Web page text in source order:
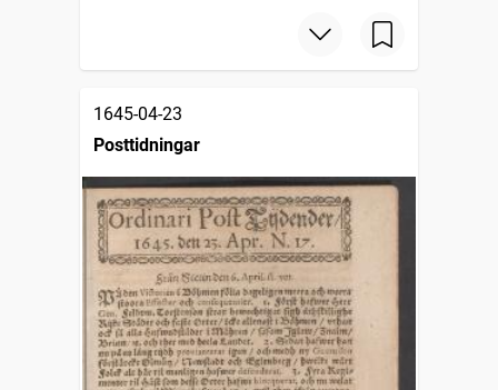
1645-04-23
Posttidningar